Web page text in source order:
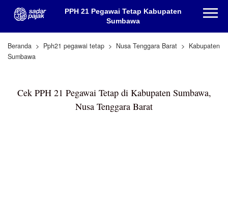
PPH 21 Pegawai Tetap Kabupaten
Sumbawa
Beranda Pph21 pegawai tetap Nusa Tenggara Barat
Kabupaten
Sumbawa
Cek PPH 21 Pegawai Tetap di Kabupaten Sumbawa,
Nusa Tenggara Barat